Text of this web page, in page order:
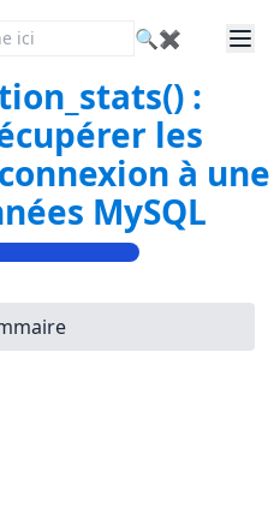
🔍 ✖
:
les
à une
MySQL